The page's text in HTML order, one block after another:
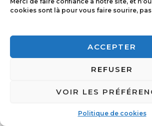
cookies sont là pour vous faire sourire,
ACCEPTER
REFUSER
VOIR LES
Politique de cookies
Copyright © 2026 Imprimerie Ricci